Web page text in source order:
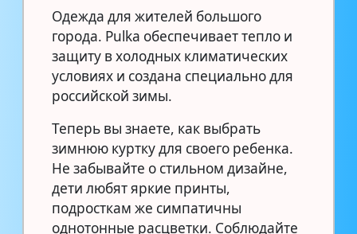
Одежда для жителей большого
города. Pulka обеспечивает тепло и
защиту в холодных климатических
условиях и создана специально для
российской зимы.
Теперь вы знаете, как выбрать
зимнюю куртку для своего ребенка.
Не забывайте о стильном дизайне,
дети любят яркие принты,
подросткам же симпатичны
однотонные расцветки. Соблюдайте